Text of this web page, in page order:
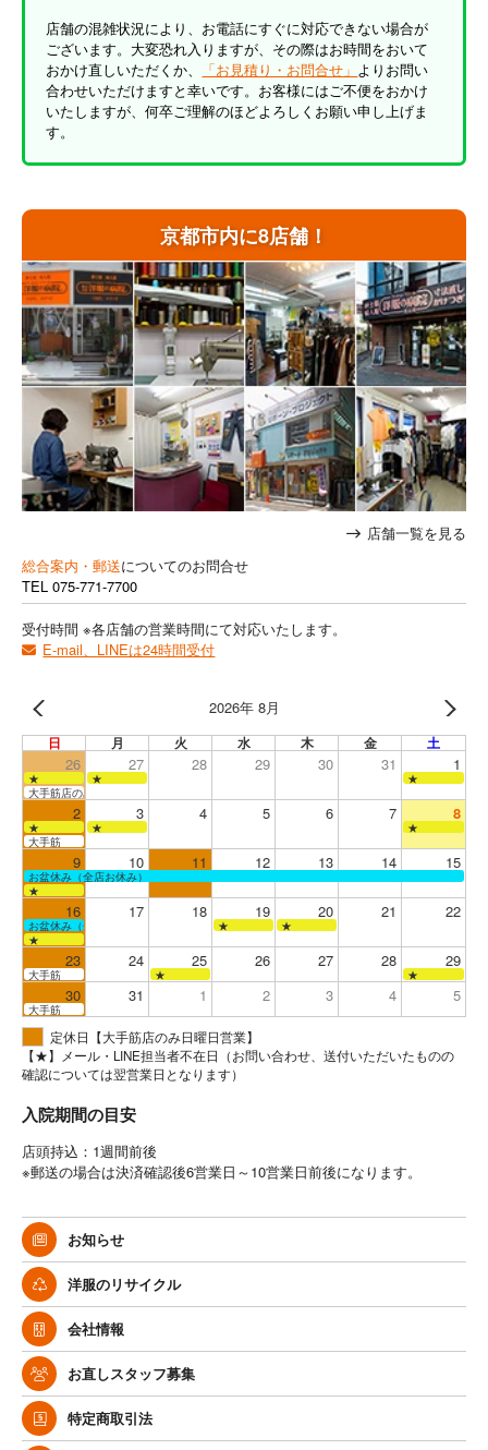
京都市内に8店舗！
店舗一覧を見る
総合案内・郵送についてのお問合せ
TEL 075-771-7700
受付時間 ※各店舗の営業時間にて対応いたします。
E-mail、LINEは24時間受付
2026年 8月
日 月 火 水 木 金 土
26 27 28 29 30 31 1
★ ★
★
大手筋店のみ営業
2 3 4 5 6 7 8
★ ★
★
大手筋
9 10 11 12 13 14 15
お盆休み（全店お休み）
★
16 17 18 19 20 21 22
お盆休み（全店お休み） ★
★
★
23 24 25 26 27 28 29
大手筋 ★ ★
30 31 1 2 3 4 5
大手筋
定休日【大手筋店のみ日曜日営業】
【★】メール・LINE担当者不在日（お問い合わせ、送付いただいたものの
確認については翌営業日となります）
入院期間の目安
店頭持込：1週間前後
※郵送の場合は決済確認後6営業日～10営業日前後になります。
お知らせ
洋服のリサイクル
会社情報
お直しスタッフ募集
特定商取引法
店舗の混雑状況により、お電話にすぐに対応できない場合が
ございます。大変恐れ入りますが、その際はお時間をおいて
おかけ直しいただくか、
「お見積り・お問合せ」 よりお問い
合わせいただけますと幸いです。お客様にはご不便をおかけ
いたしますが、何卒ご理解のほどよろしくお願い申し上げま
す。